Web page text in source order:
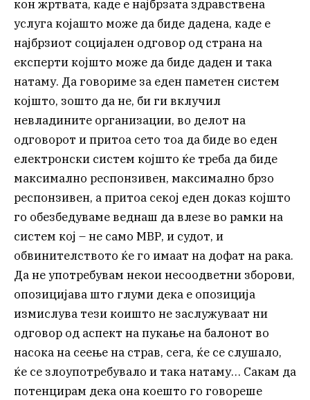
кон жртвата, каде е најбрзата здравствена
услуга којашто може да биде дадена, каде е
најбрзиот социјален одговор од страна на
експерти којшто може да биде даден и така
натаму. Да говориме за еден паметен систем
којшто, зошто да не, би ги вклучил
невладините организации, во делот на
одговорот и притоа сето тоа да биде во еден
електронски систем којшто ќе треба да биде
максимално респонзивен, максимално брзо
респонзивен, а притоа секој еден доказ којшто
го обезбедуваме веднаш да влезе во рамки на
систем кој – не само МВР, и судот, и
обвинителството ќе го имаат на дофат на рака.
Да не употребувам некои несоодветни зборови,
опозицијава што глуми дека е опозиција
измислува тези коишто не заслужуваат ни
одговор од аспект на пукање на балонот во
насока на сеење на страв, сега, ќе се слушало,
ќе се злоупотребувало и така натаму… Сакам да
потенцирам дека она коешто го говореше